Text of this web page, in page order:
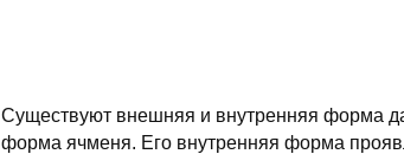
Существуют внешняя и внутренняя форма
форма ячменя. Его внутренняя форма